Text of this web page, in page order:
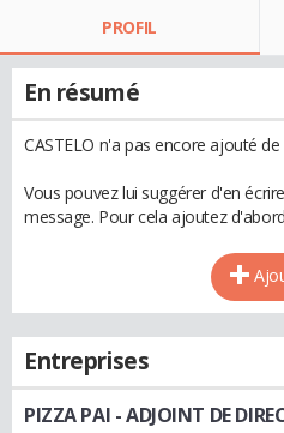
PROFIL
En résumé
CASTELO n'a pas encore ajouté
Vous pouvez lui suggérer d'en
message. Pour cela ajoutez
Entreprises
PIZZA PAI - ADJOINT DE